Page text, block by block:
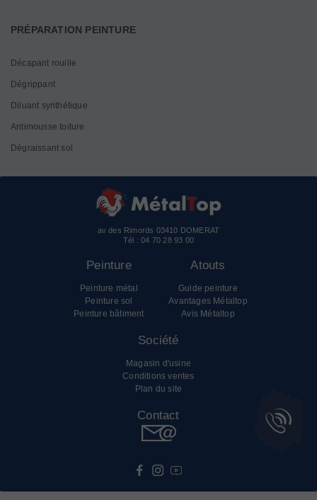
PRÉPARATION PEINTURE
Décapant rouille
Dégrippant
Diluant synthétique
Antimousse toiture
Dégraissant sol
av des Rimords 03410 DOMERAT
Tél :04 70 28 93 00
Peinture
Peinture métal
Peinture sol
Peinture bâtiment
Atouts
Guide peinture
Avantages Métaltop
Avis Métaltop
Société
Magasin d'usine
Conditions ventes
Plan du site
Contact